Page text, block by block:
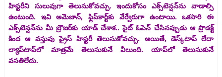
హిస్టరీని సులువుగా తెలుసుకోవచ్చు. ఇందుకోసం ఎక్స్‌టెన్షన్‌ను వాడాల్సి
ఉంటుంది. ఇవి అమెజాన్‌, ఫ్లిప్‌కార్ట్‌కు వేర్వేరుగా ఉంటాయి. ఒకసారి ఈ
ఎక్స్‌టెన్షన్‌ను మీ బ్రౌజర్‌కు యాడ్‌ చేశాక.. సైట్‌ ఓపెన్‌ చేసినప్పుడు ఆ ప్రొడక్ట్‌
కింద ఆ వస్తువు ప్రైస్‌ హిస్టరీ తెలుసుకోవచ్చు. అయితే, డెస్క్‌టాప్‌ లేదా
ల్యాప్‌టాప్‌లో మాత్రమే తెలుసుకునే వీలుంది. యాప్‌లో తెలుసుకునే
వసతిలేదు.